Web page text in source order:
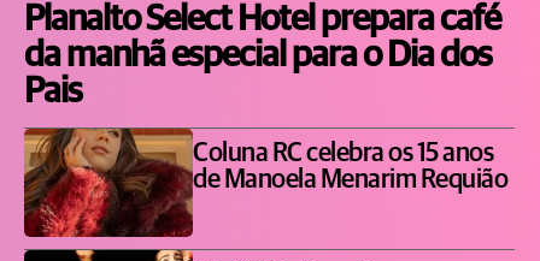
Planalto Select Hotel prepara café
da manhã especial para o Dia dos
Pais
Coluna RC celebra os 15 anos
de Manoela Menarim Requião